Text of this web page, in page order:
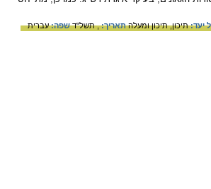
יעד:תיכון,תיכון ומעלהתאריך:, תשל"דשפה:עברית